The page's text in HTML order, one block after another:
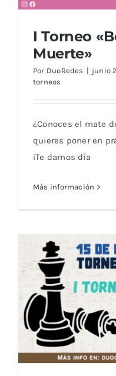
Blog
I Torneo
Muerte»
Por DuoRedes | junio
torneos
¿Conoces el mate
quieres poner en
¡Te damos día
Más información